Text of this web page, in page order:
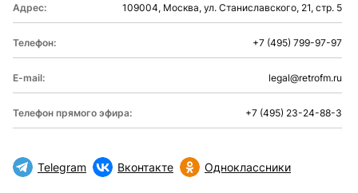
Адрес: 109004, Москва, ул. Станиславского, 21, стр. 5
Телефон: +7 (495) 799-97-97
E-mail: legal@retrofm.ru
Телефон прямого эфира: +7 (495) 23-24-88-3
Telegram Вконтакте Одноклассники